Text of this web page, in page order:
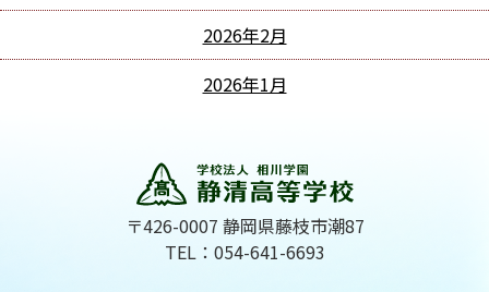
2026年2月
2026年1月
〒426-0007 静岡県藤枝市潮87
TEL：054-641-6693